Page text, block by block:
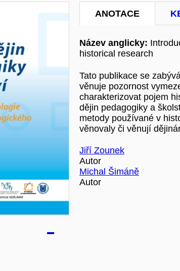
ANOTACE
Název anglicky:
historical research
Tato publikace se
věnuje pozornost
charakterizovat pojem
dějin pedagogiky a
metody používané v
věnovaly či věnují
Jiří Zounek
Autor
Michal Šimáně
Autor